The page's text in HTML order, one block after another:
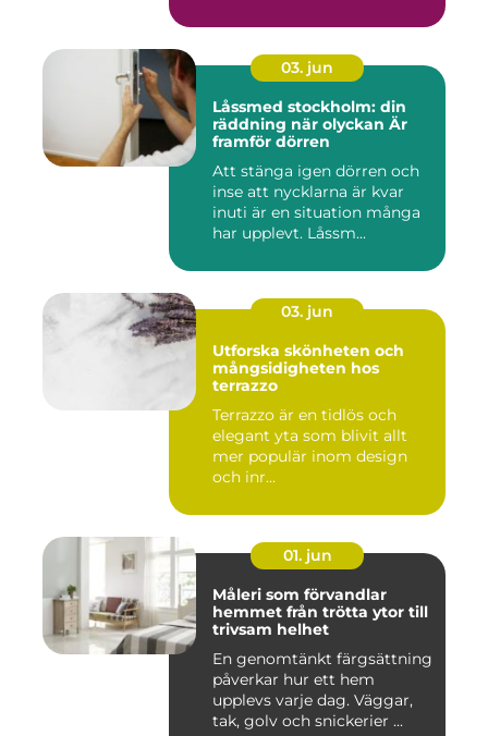
03. jun
Låssmed stockholm: din
räddning när olyckan Är
framför dörren
Att stänga igen dörren och
inse att nycklarna är kvar
inuti är en situation många
har upplevt. Låssm...
03. jun
Utforska skönheten och
mångsidigheten hos
terrazzo
Terrazzo är en tidlös och
elegant yta som blivit allt
mer populär inom design
och inr...
01. jun
Måleri som förvandlar
hemmet från trötta ytor till
trivsam helhet
En genomtänkt färgsättning
påverkar hur ett hem
upplevs varje dag. Väggar,
tak, golv och snickerier ...